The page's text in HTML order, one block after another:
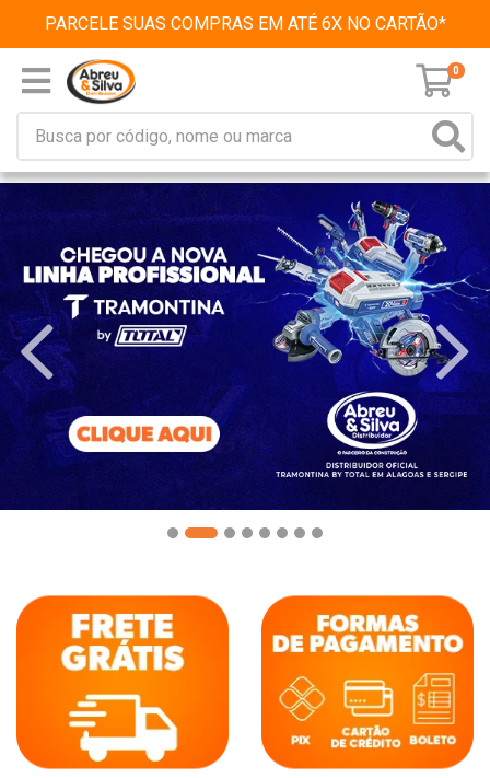
PARCELE SUAS COMPRAS EM ATÉ 6X NO CARTÃO*
0